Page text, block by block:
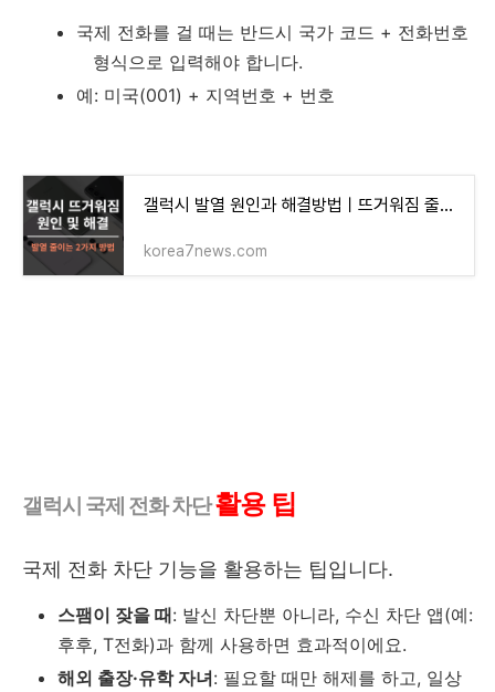
국제 전화를 걸 때는 반드시 국가 코드 + 전화번호
형식으로 입력해야 합니다.
예: 미국(001) + 지역번호 + 번호
갤럭시 발열 원인과 해결방법ㅣ뜨거워짐 줄이는 방법 2가지
korea7news.com
갤럭시 국제 전화 차단활용 팁
국제 전화 차단 기능을 활용하는 팁입니다.
스팸이 잦을 때: 발신 차단뿐 아니라, 수신 차단 앱(예:
후후, T전화)과 함께 사용하면 효과적이에요.
해외 출장·유학 자녀: 필요할 때만 해제를 하고, 일상